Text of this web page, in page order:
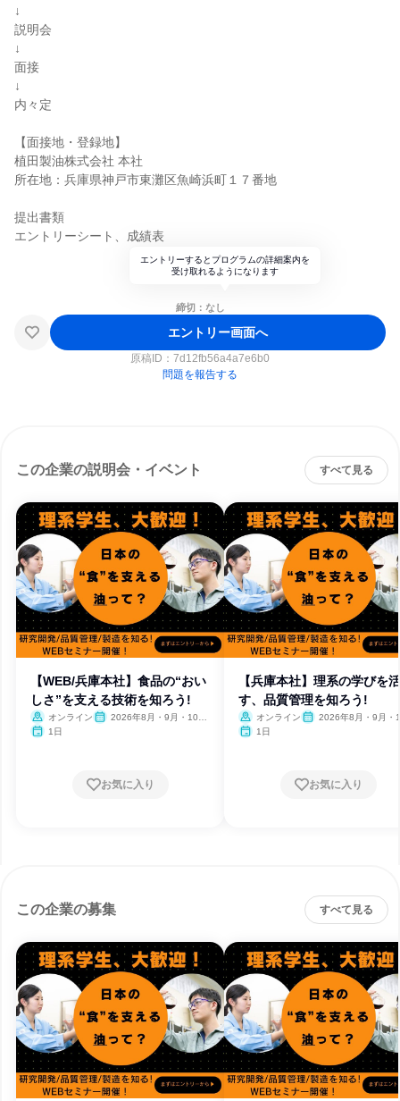
↓
説明会
↓
面接
↓
内々定
【面接地・登録地】
植田製油株式会社 本社
所在地：兵庫県神戸市東灘区魚崎浜町１７番地
提出書類
エントリーシート、成績表
エントリーするとプログラムの詳細案内を
受け取れるようになります
締切：なし
エントリー画面へ
原稿ID： 7d12fb56a4a7e6b0
問題を報告する
この企業の説明会・イベント すべて見る
【WEB/兵庫本社】食品の“おい
しさ”を支える技術を知ろう!
オンライン
2026年8月・9月・10
1日
お気に入り
【兵庫本社】理系の学びを
す、品質管理を知ろう!
オンライン
2026年8月・9月・
1日
お気に入り
この企業の募集 すべて見る